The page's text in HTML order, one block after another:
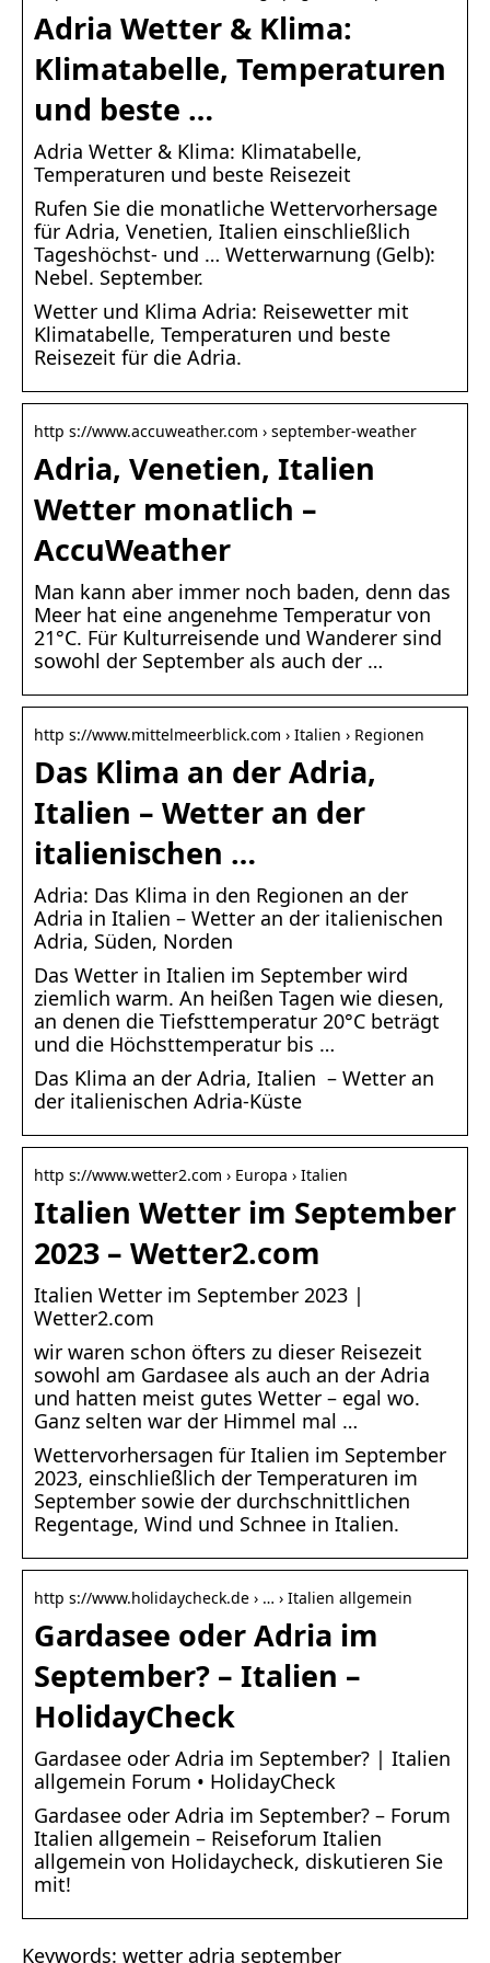
Adria Wetter & Klima:
Klimatabelle, Temperaturen
und beste …
Adria Wetter & Klima: Klimatabelle,
Temperaturen und beste Reisezeit
Rufen Sie die monatliche Wettervorhersage
für Adria, Venetien, Italien einschließlich
Tageshöchst- und … Wetterwarnung (Gelb):
Nebel. September.
Wetter und Klima Adria: Reisewetter mit
Klimatabelle, Temperaturen und beste
Reisezeit für die Adria.
http s://www.accuweather.com › september-weather
Adria, Venetien, Italien
Wetter monatlich –
AccuWeather
Man kann aber immer noch baden, denn das
Meer hat eine angenehme Temperatur von
21°C. Für Kulturreisende und Wanderer sind
sowohl der September als auch der …
http s://www.mittelmeerblick.com › Italien › Regionen
Das Klima an der Adria,
Italien – Wetter an der
italienischen …
Adria: Das Klima in den Regionen an der
Adria in Italien – Wetter an der italienischen
Adria, Süden, Norden
Das Wetter in Italien im September wird
ziemlich warm. An heißen Tagen wie diesen,
an denen die Tiefsttemperatur 20°C beträgt
und die Höchsttemperatur bis …
Das Klima an der Adria, Italien – Wetter an
der italienischen Adria-Küste
http s://www.wetter2.com › Europa › Italien
Italien Wetter im September
2023 – Wetter2.com
Italien Wetter im September 2023 |
Wetter2.com
wir waren schon öfters zu dieser Reisezeit
sowohl am Gardasee als auch an der Adria
und hatten meist gutes Wetter – egal wo.
Ganz selten war der Himmel mal …
Wettervorhersagen für Italien im September
2023, einschließlich der Temperaturen im
September sowie der durchschnittlichen
Regentage, Wind und Schnee in Italien.
http s://www.holidaycheck.de › … › Italien allgemein
Gardasee oder Adria im
September? – Italien –
HolidayCheck
Gardasee oder Adria im September? | Italien
allgemein Forum • HolidayCheck
Gardasee oder Adria im September? – Forum
Italien allgemein – Reiseforum Italien
allgemein von Holidaycheck, diskutieren Sie
mit!
Keywords: wetter adria september